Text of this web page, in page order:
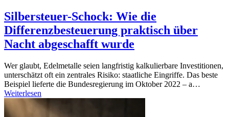
Silbersteuer-Schock: Wie die
Differenzbesteuerung praktisch über
Nacht abgeschafft wurde
Wer glaubt, Edelmetalle seien langfristig kalkulierbare Investitionen,
unterschätzt oft ein zentrales Risiko: staatliche Eingriffe. Das beste
Beispiel lieferte die Bundesregierung im Oktober 2022 – a…
Weiterlesen